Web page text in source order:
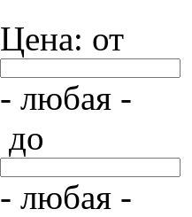
Цена: от
- любая -
до
- любая -